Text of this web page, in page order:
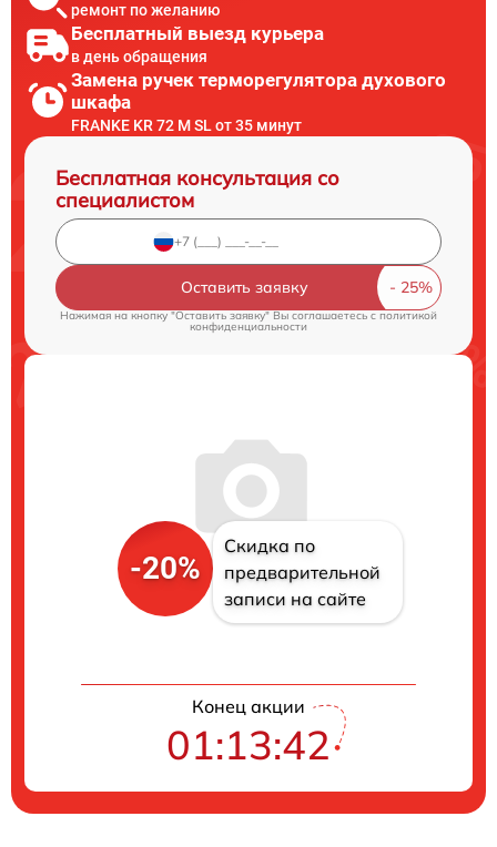
ремонт по желанию
Бесплатный выезд курьера
в день обращения
Замена ручек терморегулятора духового
шкафа
FRANKE KR 72 M SL от 35 минут
Бесплатная консультация со
специалистом
Оставить заявку
Нажимая на кнопку "Оставить заявку" Вы соглашаетесь cполитикой
конфиденциальности
-20%
Скидка по
предварительной
записи на сайте
Конец акции
01:13:41